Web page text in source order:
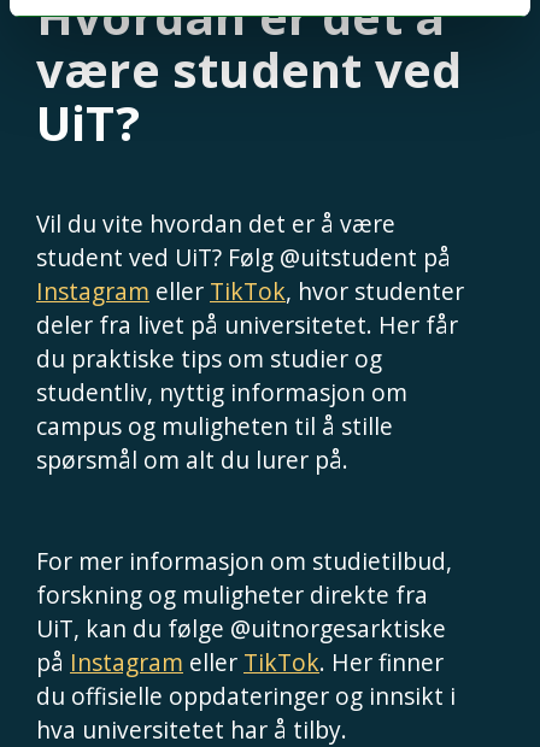
Hvordan er det å
være student ved
UiT?
Vil du vite hvordan det er å være
student ved UiT? Følg @uitstudent på
Instagram eller TikTok, hvor studenter
deler fra livet på universitetet. Her får
du praktiske tips om studier og
studentliv, nyttig informasjon om
campus og muligheten til å stille
spørsmål om alt du lurer på.
For mer informasjon om studietilbud,
forskning og muligheter direkte fra
UiT, kan du følge @uitnorgesarktiske
på Instagram eller TikTok. Her finner
du offisielle oppdateringer og innsikt i
hva universitetet har å tilby.